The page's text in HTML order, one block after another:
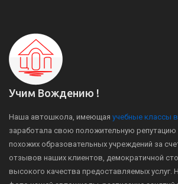
Учим Вождению !
Наша автошкола, имеющая учебные классы
заработала свою положительную репутацию
похожих образовательных учреждений за
отзывов наших клиентов, демократичной
высокого качества предоставляемых услуг.